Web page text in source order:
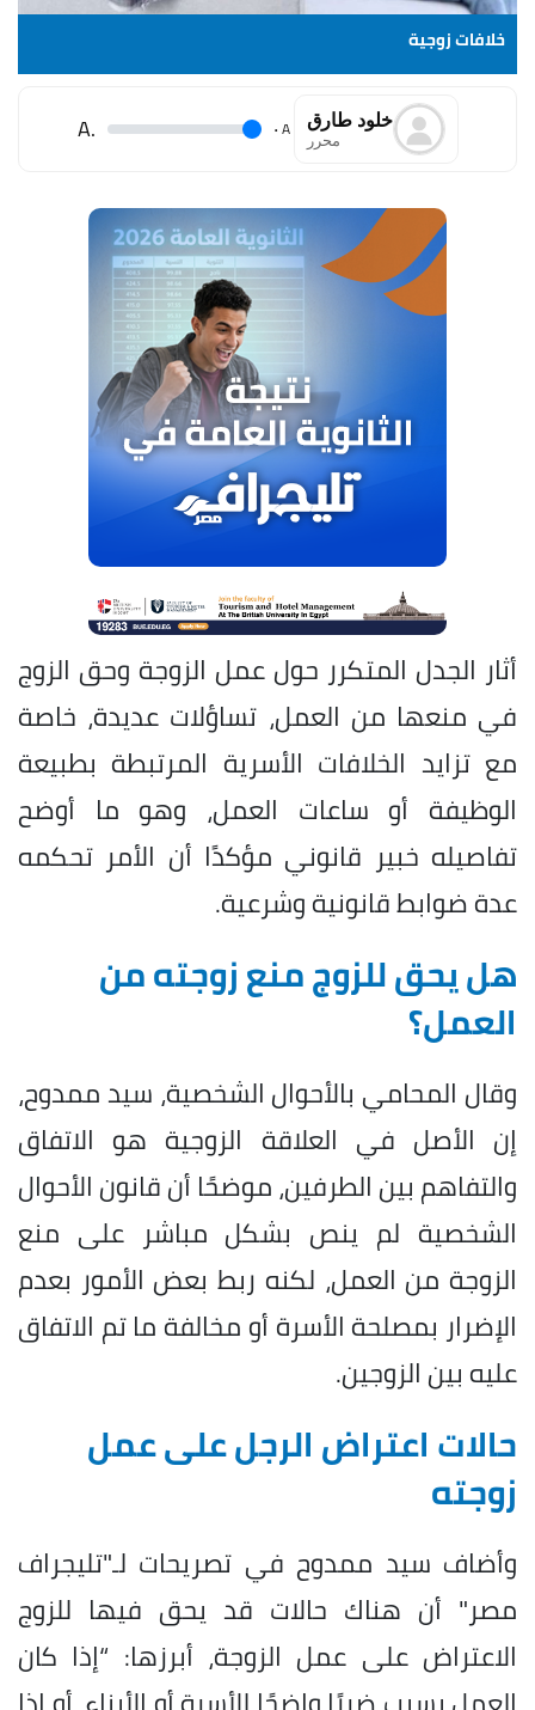
خلافات زوجية
خلود طارق
محرر A
.
.A
أثار الجدل المتكرر حول عمل الزوجة وحق الزوج
في منعها من العمل، تساؤلات عديدة، خاصة
مع تزايد الخلافات الأسرية المرتبطة بطبيعة
الوظيفة أو ساعات العمل، وهو ما أوضح
تفاصيله خبير قانوني مؤكدًا أن الأمر تحكمه
عدة ضوابط قانونية وشرعية.
هل يحق للزوج منع زوجته من
العمل؟
وقال المحامي بالأحوال الشخصية، سيد ممدوح،
إن الأصل في العلاقة الزوجية هو الاتفاق
والتفاهم بين الطرفين، موضحًا أن قانون الأحوال
الشخصية لم ينص بشكل مباشر على منع
الزوجة من العمل، لكنه ربط بعض الأمور بعدم
الإضرار بمصلحة الأسرة أو مخالفة ما تم الاتفاق
عليه بين الزوجين.
حالات اعتراض الرجل على عمل
زوجته
وأضاف سيد ممدوح في تصريحات لـ"تليجراف
مصر" أن هناك حالات قد يحق فيها للزوج
الاعتراض على عمل الزوجة، أبرزها: “إذا كان